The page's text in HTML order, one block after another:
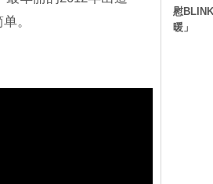
。
慰
暖」